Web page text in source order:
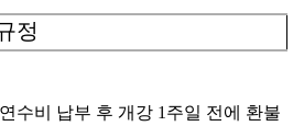
정
연수비 납부 후 개강 1 주일 전에 환불